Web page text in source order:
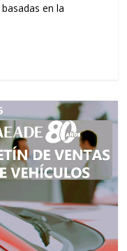
en la